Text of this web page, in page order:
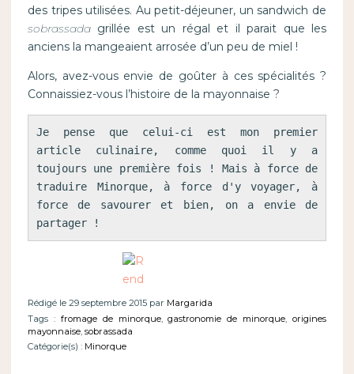
des tripes utilisées. Au petit-déjeuner, un sandwich de
sobrassadagrillée est un régal et il parait que les
anciens la mangeaient arrosée d’un peu de miel !
Alors, avez-vous envie de goûter à ces spécialités ?
Connaissiez-vous l’histoire de la mayonnaise ?
Je pense que celui-ci est mon premier
article culinaire, comme quoi il y a
toujours une première fois ! Mais à force de
traduire Minorque, à force d'y voyager, à
force de savourer et bien, on a envie de
partager !
Rédigé le 29 septembre 2015 par Margarida
Tags : fromage de minorque,gastronomie de minorque ,origines
mayonnaise, sobrassada
Catégorie(s) : Minorque